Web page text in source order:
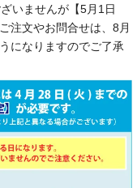
いませんが【5月1日
注文やお問合せは、8月
になりますのでご了承